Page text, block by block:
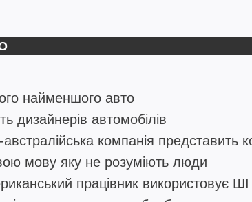
найменшого авто
дизайнерів автомобілів
компанія представить
мову яку не розуміють люди
працівник використовує ШІ